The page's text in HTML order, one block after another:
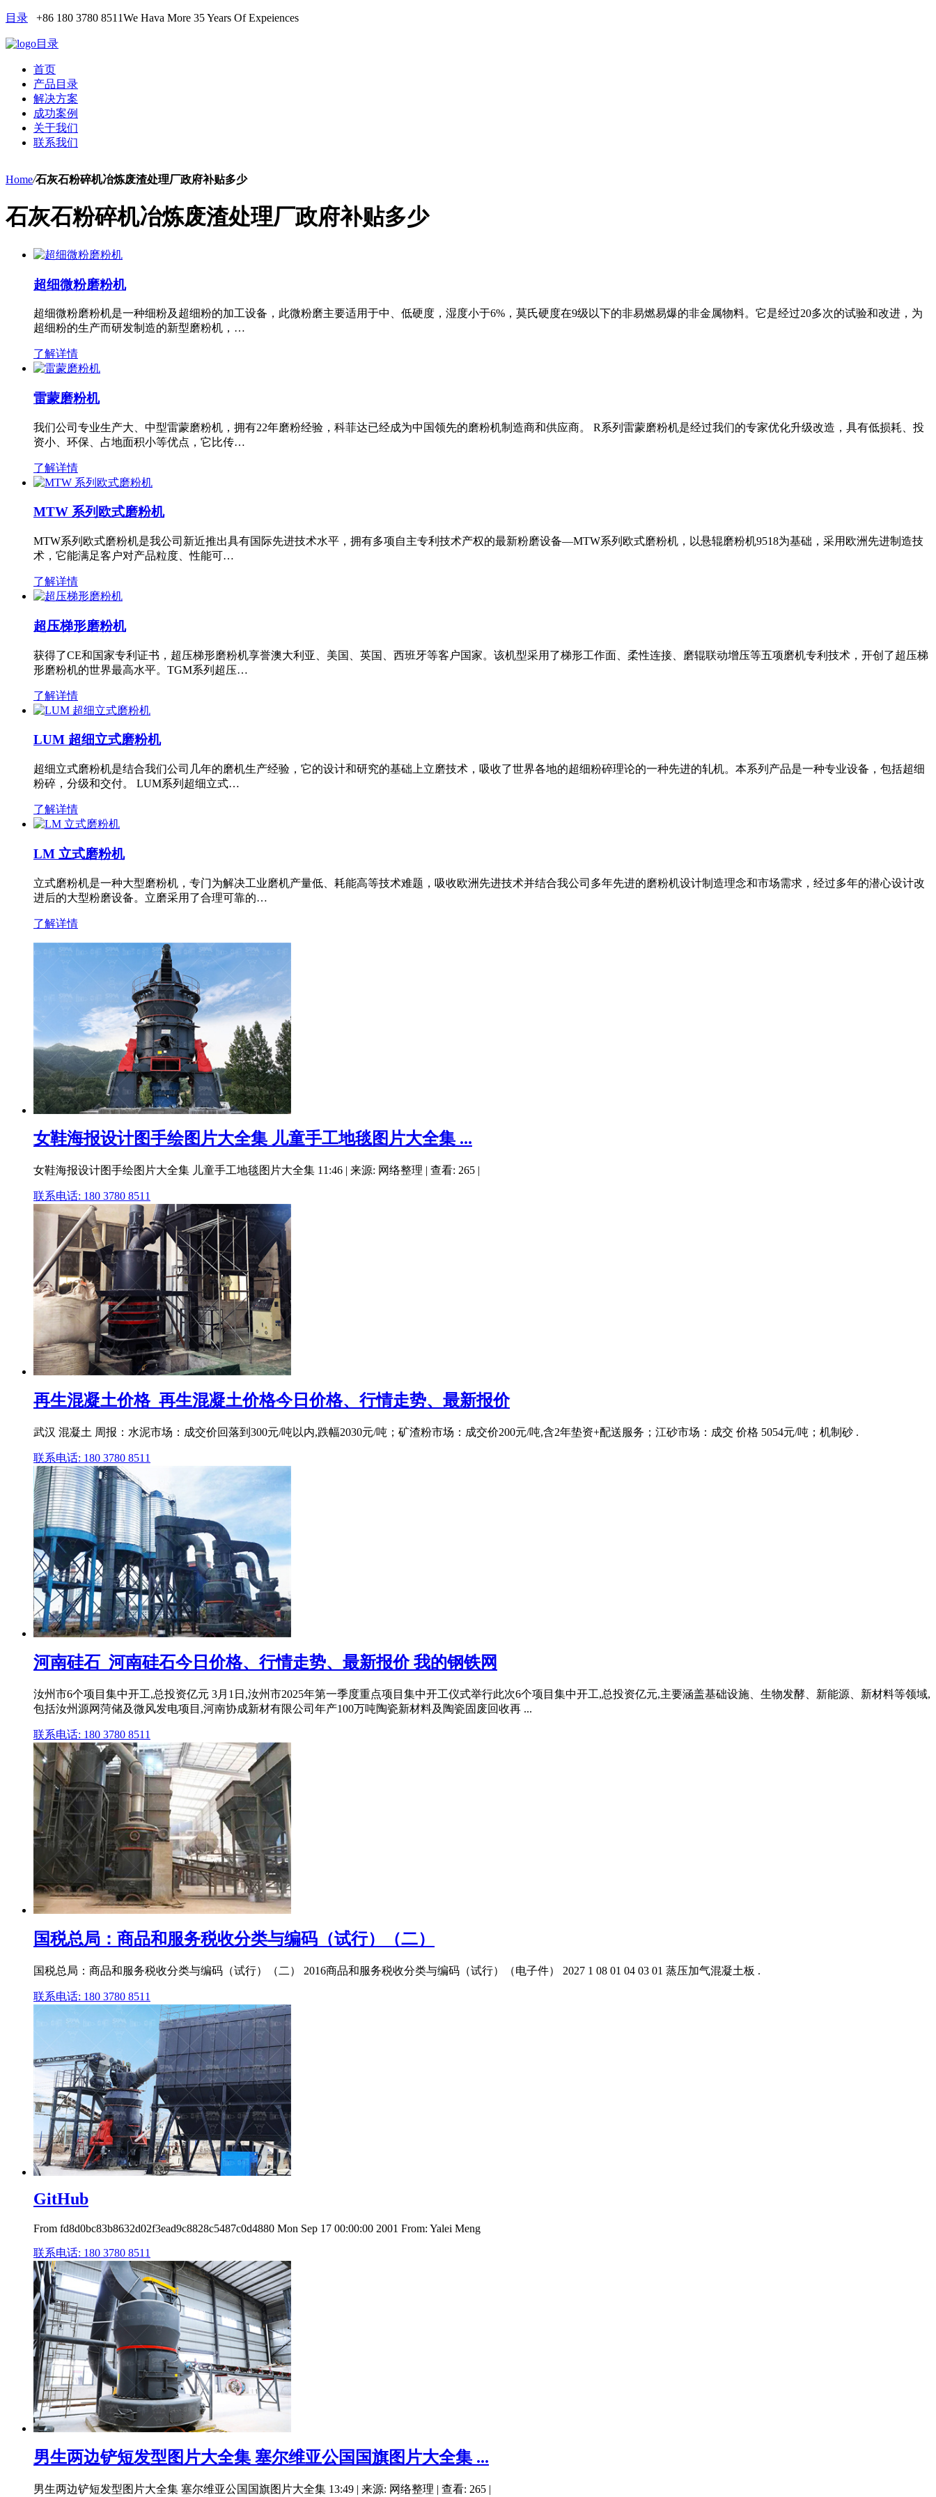
目录 +86 180 3780 8511We Hava More 35 Years Of Expeiences
目录
首页
产品目录
解决方案
成功案例
关于我们
联系我们
Home/石灰石粉碎机冶炼废渣处理厂政府补贴多少
石灰石粉碎机冶炼废渣处理厂政府补贴多少
超细微粉磨粉机
超细微粉磨粉机是一种细粉及超细粉的加工设备，此微粉磨主要适用于中、低硬度，湿度小于6%，莫氏硬度在9级以下的非易燃易爆的非金属物料。它是经过20多次的试验和改进，为
超细粉的生产而研发制造的新型磨粉机，…
了解详情
雷蒙磨粉机
我们公司专业生产大、中型雷蒙磨粉机，拥有22年磨粉经验，科菲达已经成为中国领先的磨粉机制造商和供应商。 R系列雷蒙磨粉机是经过我们的专家优化升级改造，具有低损耗、投
资小、环保、占地面积小等优点，它比传…
了解详情
MTW 系列欧式磨粉机
MTW系列欧式磨粉机是我公司新近推出具有国际先进技术水平，拥有多项自主专利技术产权的最新粉磨设备—MTW系列欧式磨粉机，以悬辊磨粉机9518为基础，采用欧洲先进制造技
术，它能满足客户对产品粒度、性能可…
了解详情
超压梯形磨粉机
获得了CE和国家专利证书，超压梯形磨粉机享誉澳大利亚、美国、英国、西班牙等客户国家。该机型采用了梯形工作面、柔性连接、磨辊联动增压等五项磨机专利技术，开创了超压梯
形磨粉机的世界最高水平。TGM系列超压…
了解详情
LUM 超细立式磨粉机
超细立式磨粉机是结合我们公司几年的磨机生产经验，它的设计和研究的基础上立磨技术，吸收了世界各地的超细粉碎理论的一种先进的轧机。本系列产品是一种专业设备，包括超细
粉碎，分级和交付。 LUM系列超细立式…
了解详情
LM 立式磨粉机
立式磨粉机是一种大型磨粉机，专门为解决工业磨机产量低、耗能高等技术难题，吸收欧洲先进技术并结合我公司多年先进的磨粉机设计制造理念和市场需求，经过多年的潜心设计改
进后的大型粉磨设备。立磨采用了合理可靠的…
了解详情
女鞋海报设计图手绘图片大全集 儿童手工地毯图片大全集 ...
女鞋海报设计图手绘图片大全集 儿童手工地毯图片大全集 11:46 | 来源: 网络整理 | 查看: 265 |
联系电话: 180 3780 8511
再生混凝土价格_再生混凝土价格今日价格、行情走势、最新报价
武汉 混凝土 周报：水泥市场：成交价回落到300元/吨以内,跌幅2030元/吨；矿渣粉市场：成交价200元/吨,含2年垫资+配送服务；江砂市场：成交 价格 5054元/吨；机制砂 .
联系电话: 180 3780 8511
河南硅石_河南硅石今日价格、行情走势、最新报价 我的钢铁网
汝州市6个项目集中开工,总投资亿元 3月1日,汝州市2025年第一季度重点项目集中开工仪式举行此次6个项目集中开工,总投资亿元,主要涵盖基础设施、生物发酵、新能源、新材料等领域,
包括汝州源网菏储及微风发电项目,河南协成新材有限公司年产100万吨陶瓷新材料及陶瓷固废回收再 ...
联系电话: 180 3780 8511
国税总局：商品和服务税收分类与编码（试行）（二）
国税总局：商品和服务税收分类与编码（试行）（二） 2016商品和服务税收分类与编码（试行）（电子件） 2027 1 08 01 04 03 01 蒸压加气混凝土板 .
联系电话: 180 3780 8511
GitHub
From fd8d0bc83b8632d02f3ead9c8828c5487c0d4880 Mon Sep 17 00:00:00 2001 From: Yalei Meng
联系电话: 180 3780 8511
男生两边铲短发型图片大全集 塞尔维亚公国国旗图片大全集 ...
男生两边铲短发型图片大全集 塞尔维亚公国国旗图片大全集 13:49 | 来源: 网络整理 | 查看: 265 |